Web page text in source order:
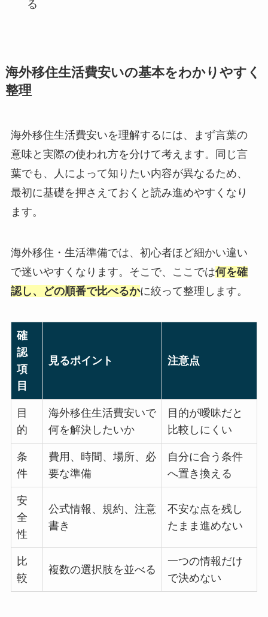
る
海外移住生活費安いの基本をわかりやすく
整理
海外移住生活費安いを理解するには、まず言葉の
意味と実際の使われ方を分けて考えます。同じ言
葉でも、人によって知りたい内容が異なるため、
最初に基礎を押さえておくと読み進めやすくなり
ます。
海外移住・生活準備では、初心者ほど細かい違い
で迷いやすくなります。そこで、ここでは何を確
認し、どの順番で比べるかに絞って整理します。
確
認
項
目
見るポイント 注意点
目
的
海外移住生活費安いで
何を解決したいか
目的が曖昧だと
比較しにくい
条
件
費用、時間、場所、必
要な準備
自分に合う条件
へ置き換える
安
全
性
公式情報、規約、注意
書き
不安な点を残し
たまま進めない
比
較
複数の選択肢を並べる
一つの情報だけ
で決めない